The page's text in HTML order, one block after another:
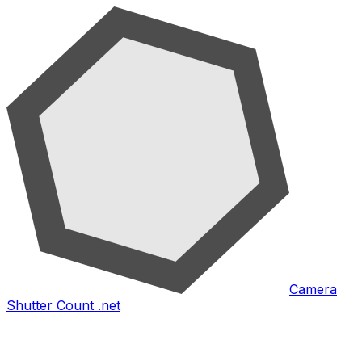
Camera
Shutter Count .net